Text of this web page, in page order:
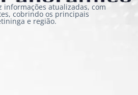
informações atualizadas, com
cobrindo os principais
e região.